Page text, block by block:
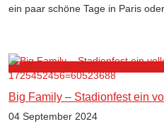
ein paar schöne Tage in Paris
Big Family – Stadionfest ein
04 September 2024